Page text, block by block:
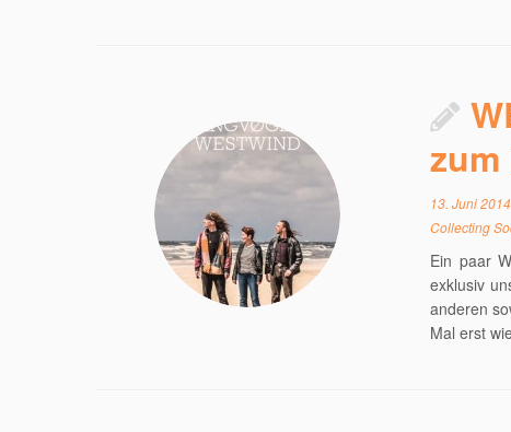
13. Juni 2014
Collecting
Ein paar
exklusiv
anderen
Mal erst